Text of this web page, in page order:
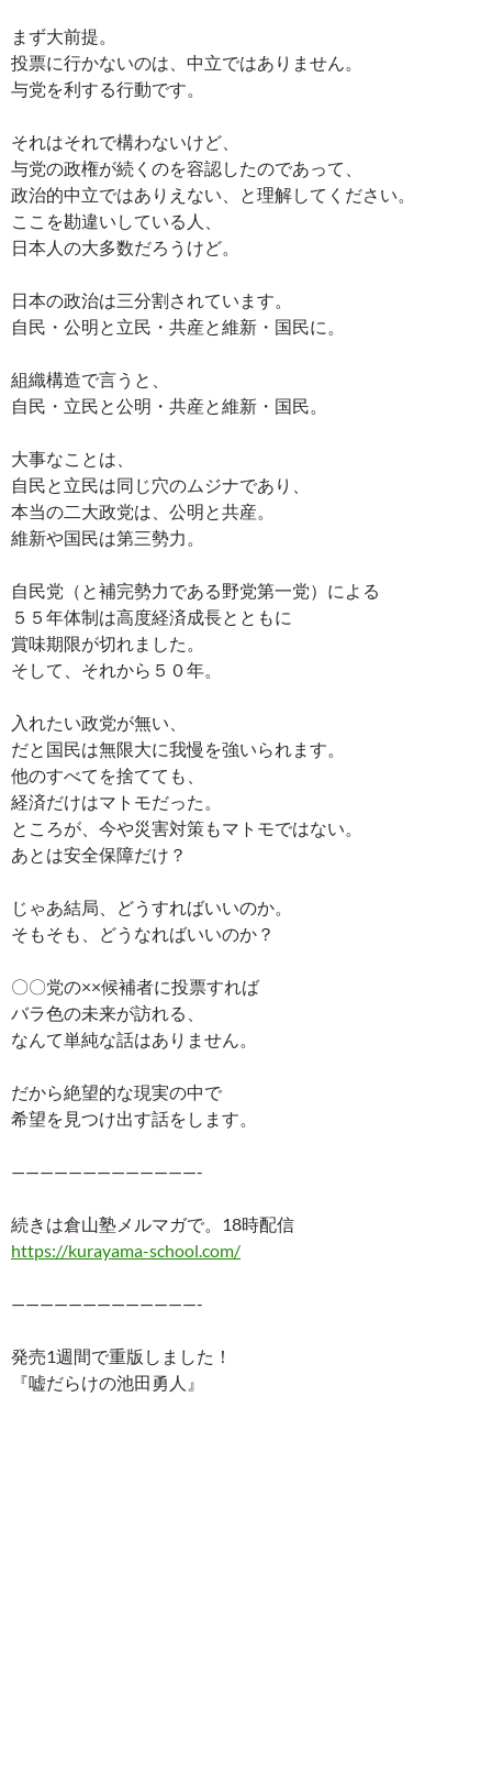
まず大前提。
投票に行かないのは、中立ではありません。
与党を利する行動です。
それはそれで構わないけど、
与党の政権が続くのを容認したのであって、
政治的中立ではありえない、と理解してください。
ここを勘違いしている人、
日本人の大多数だろうけど。
日本の政治は三分割されています。
自民・公明と立民・共産と維新・国民に。
組織構造で言うと、
自民・立民と公明・共産と維新・国民。
大事なことは、
自民と立民は同じ穴のムジナであり、
本当の二大政党は、公明と共産。
維新や国民は第三勢力。
自民党（と補完勢力である野党第一党）による
５５年体制は高度経済成長とともに
賞味期限が切れました。
そして、それから５０年。
入れたい政党が無い、
だと国民は無限大に我慢を強いられます。
他のすべてを捨てても、
経済だけはマトモだった。
ところが、今や災害対策もマトモではない。
あとは安全保障だけ？
じゃあ結局、どうすればいいのか。
そもそも、どうなればいいのか？
〇〇党の××候補者に投票すれば
バラ色の未来が訪れる、
なんて単純な話はありません。
だから絶望的な現実の中で
希望を見つけ出す話をします。
—————————————-
続きは倉山塾メルマガで。18時配信
https://kurayama-school.com/
—————————————-
発売1週間で重版しました！
『嘘だらけの池田勇人』